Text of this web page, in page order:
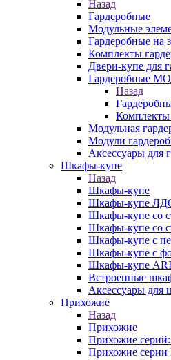
Назад
Гардеробные
Модульные
Гардеробные на
Комплекты
Двери-купе для
Гардеробные
Назад
Модульная
Модули
Аксессуары для
Шкафы-купе
Назад
Шкафы-купе
Шкафы-купе
Шкафы-купе со
Шкафы-купе со
Шкафы-купе с
Шкафы-купе с
Шкафы-купе
Встроенные
Аксессуары для
Прихожие
Назад
Прихожие
Прихожие
Прихожие серии